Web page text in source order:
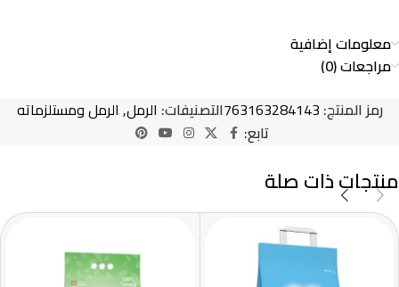
معلومات إضافية
مراجعات (0)
رمز المنتج: 763163284143التصنيفات: الرمل, الرمل ومستلزماته
تابع:
منتجات ذات صلة